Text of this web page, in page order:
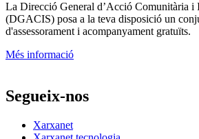
La Direcció General d’Acció Comunitària i
(DGACIS) posa a la teva disposició un
d'assessorament i acompanyament gratuïts.
Més informació
Segueix-nos
Xarxanet